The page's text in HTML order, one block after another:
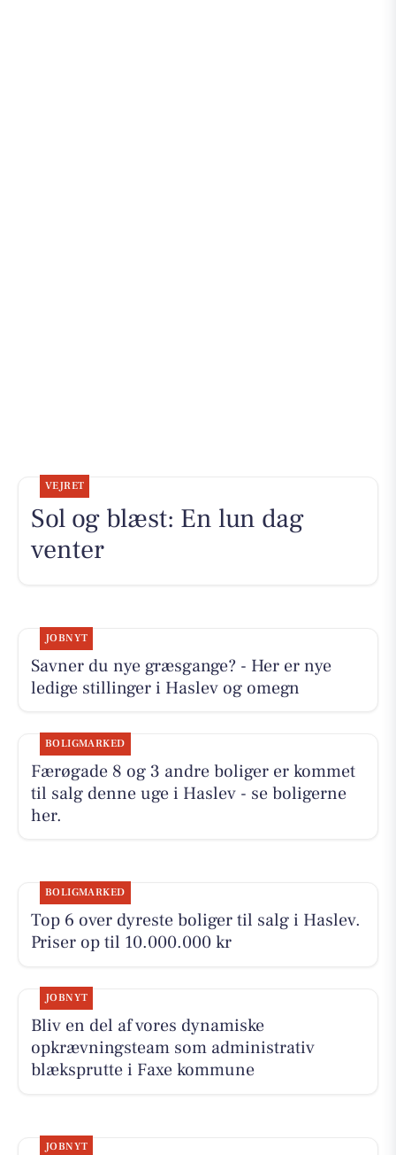
VEJRET
Sol og blæst: En lun dag
venter
JOBNYT
Savner du nye græsgange? - Her er nye
ledige stillinger i Haslev og omegn
BOLIGMARKED
Færøgade 8 og 3 andre boliger er kommet
til salg denne uge i Haslev - se boligerne
her.
BOLIGMARKED
Top 6 over dyreste boliger til salg i Haslev.
Priser op til 10.000.000 kr
JOBNYT
Bliv en del af vores dynamiske
opkrævningsteam som administrativ
blæksprutte i Faxe kommune
JOBNYT